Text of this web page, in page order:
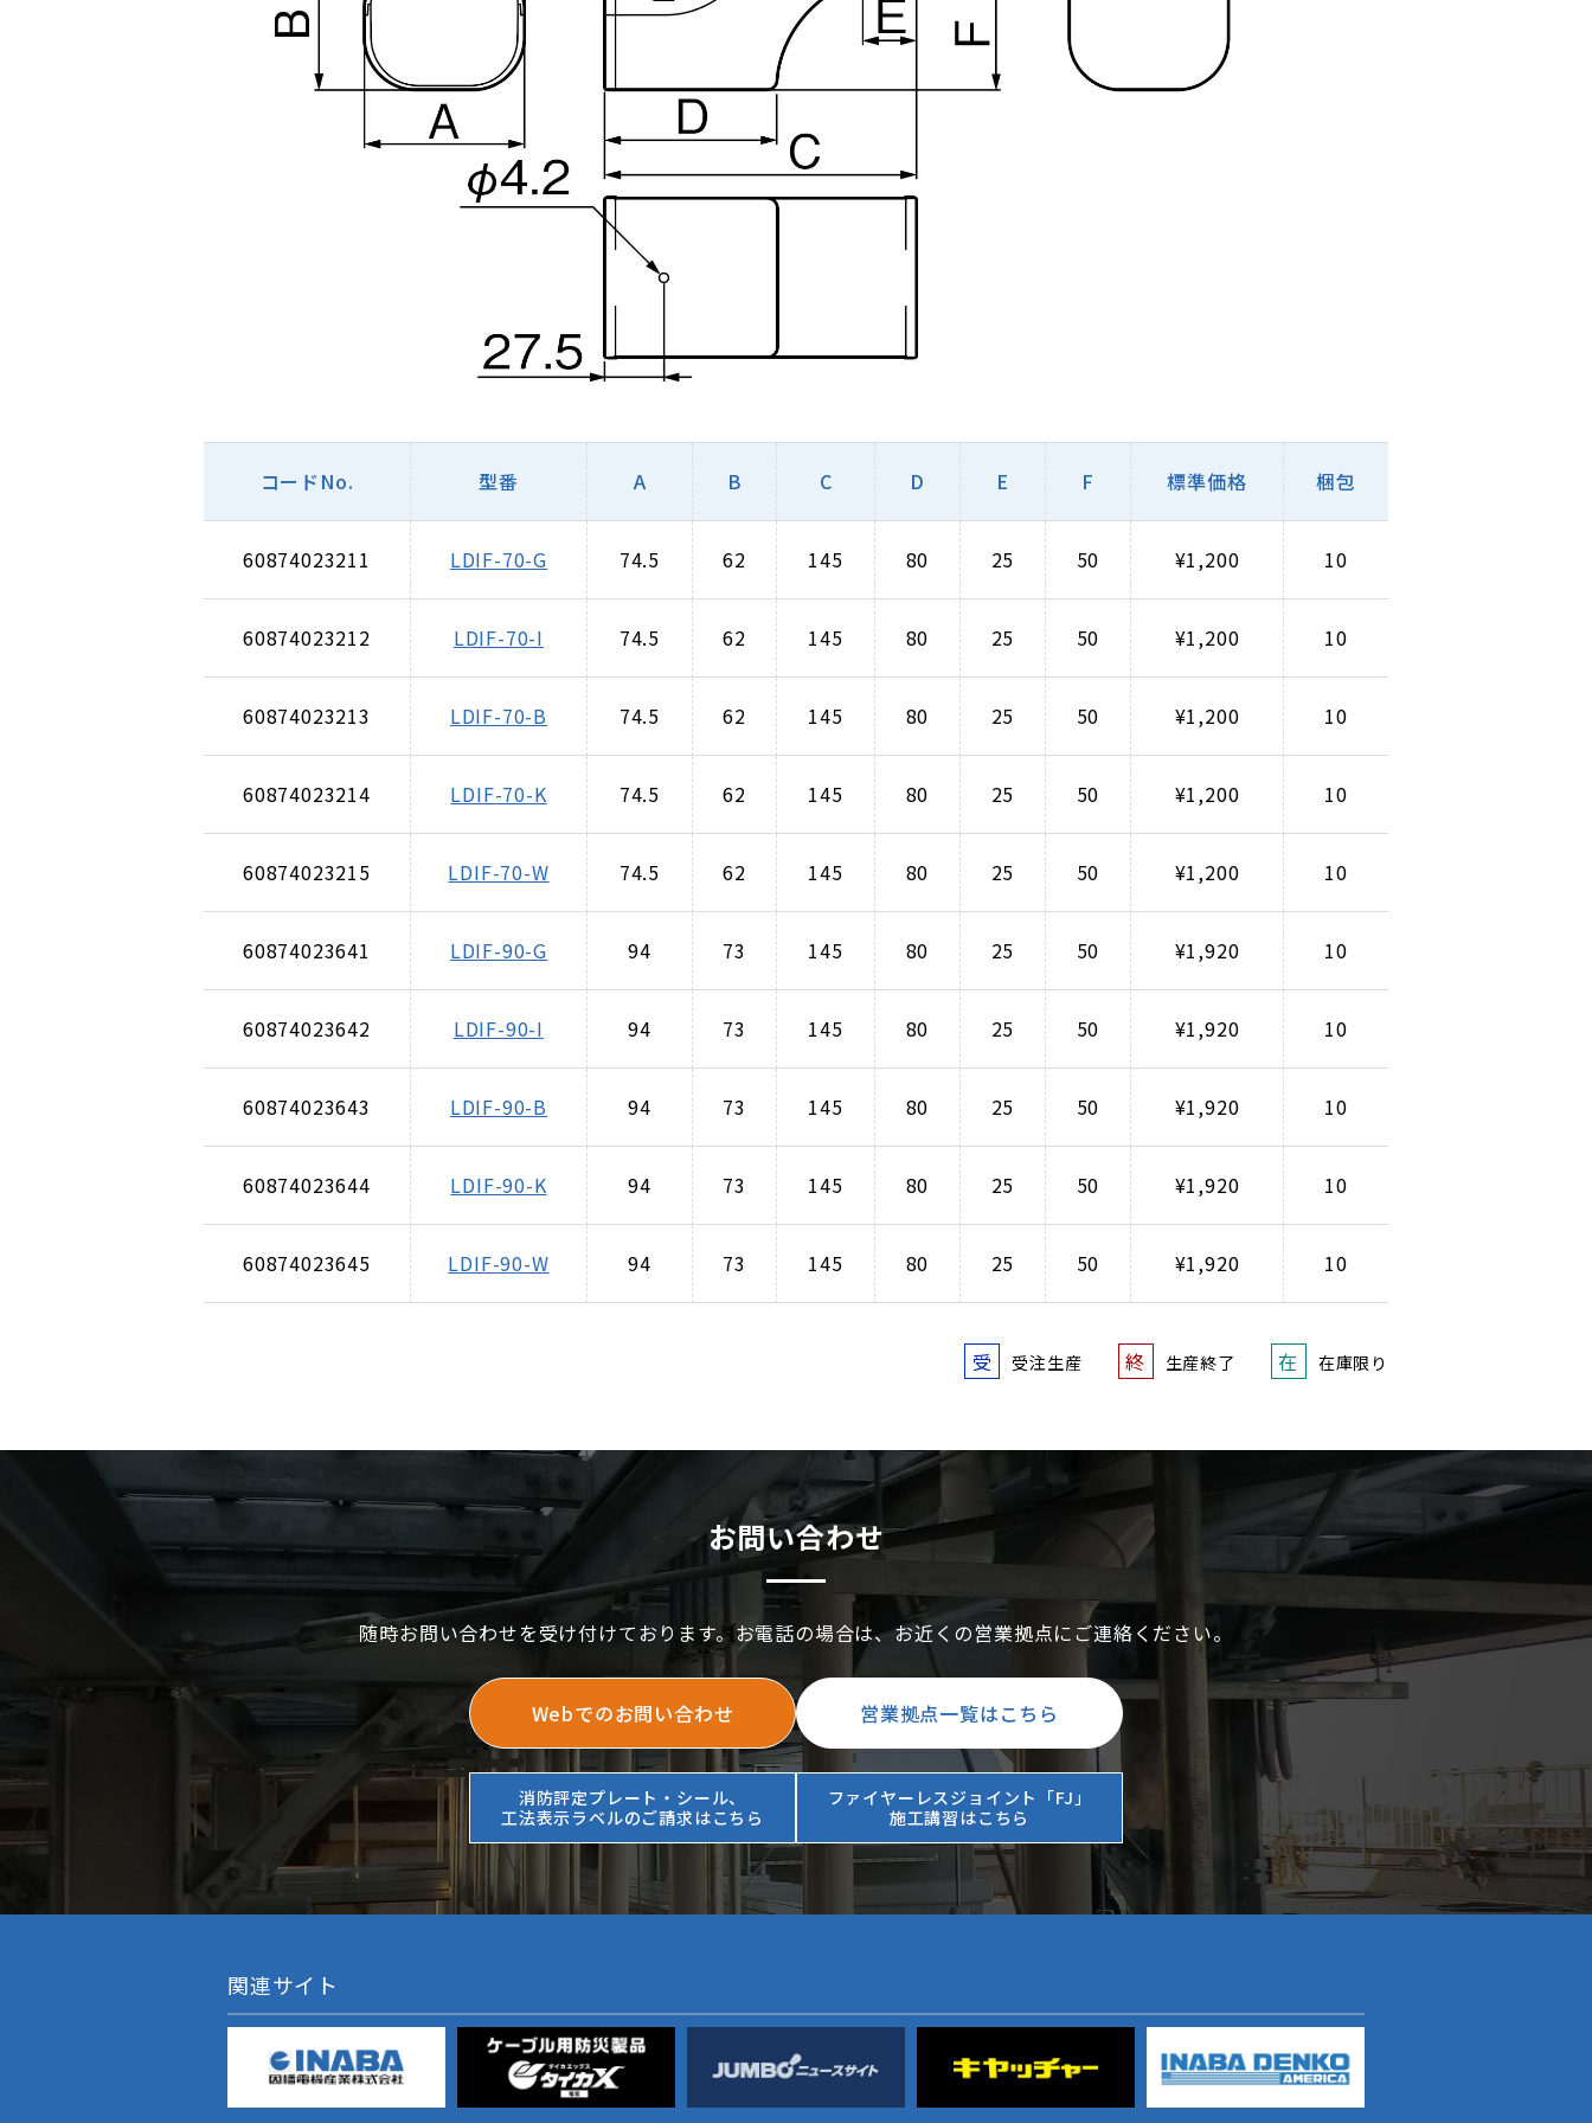
コードNo. 型番 A B C D E F 標準価格 梱包
60874023211 LDIF-70-G 74.5 62 145 80 25 50 ¥1,200 10
60874023212 LDIF-70-I 74.5 62 145 80 25 50 ¥1,200 10
60874023213 LDIF-70-B 74.5 62 145 80 25 50 ¥1,200 10
60874023214 LDIF-70-K 74.5 62 145 80 25 50 ¥1,200 10
60874023215 LDIF-70-W 74.5 62 145 80 25 50 ¥1,200 10
60874023641 LDIF-90-G 94 73 145 80 25 50 ¥1,920 10
60874023642 LDIF-90-I 94 73 145 80 25 50 ¥1,920 10
60874023643 LDIF-90-B 94 73 145 80 25 50 ¥1,920 10
60874023644 LDIF-90-K 94 73 145 80 25 50 ¥1,920 10
60874023645 LDIF-90-W 94 73 145 80 25 50 ¥1,920 10
受 受注生産 終 生産終了 在 在庫限り
お問い合わせ
随時お問い合わせを受け付けております。お電話の場合は、お近くの営業拠点にご連絡ください。
Webでのお問い合わせ 営業拠点一覧はこちら
消防評定プレート・シール、
工法表示ラベルのご請求はこちら
ファイヤーレスジョイント「FJ」
施工講習はこちら
関連サイト